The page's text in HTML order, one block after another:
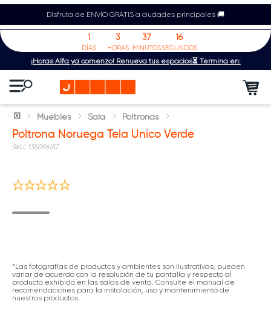
Disfruta de ENVÍO GRATIS a ciudades principales 🚚
¡Horas Alfa ya comenzó! Renueva tus espacios⏳ Termina en:
1
DÍAS
3
HORAS
37
MINUTOS
16
SEGUNDOS
Muebles Sala Poltronas
Poltrona Noruega Tela Unico Verde
: 135056157
*Las fotografías de productos y ambientes son ilustrativas, pueden
variar de acuerdo con la resolución de tu pantalla y respecto al
producto exhibido en las salas de venta. Consulte el manual de
recomendaciones para la instalación, uso y mantenimiento de
nuestros productos.